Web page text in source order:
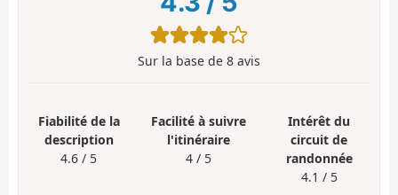
Sur la base de 8 avis
Fiabilité de la
description
4.6 / 5
Facilité à suivre
l'itinéraire
4 / 5
Intérêt du
circuit de
randonnée
4.1 / 5